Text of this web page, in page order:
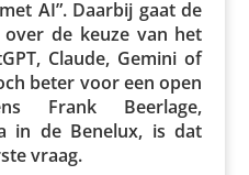
AI”. Daarbij gaat de
over de keuze van het
Claude, Gemini of
beter voor een open
Frank Beerlage,
in de Benelux, is dat
vraag.